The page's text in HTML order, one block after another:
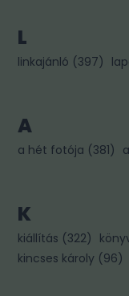
L
linkajánló (397)
A
a hét fotója (381)
K
kiállítás (322)
kincses károly (96)